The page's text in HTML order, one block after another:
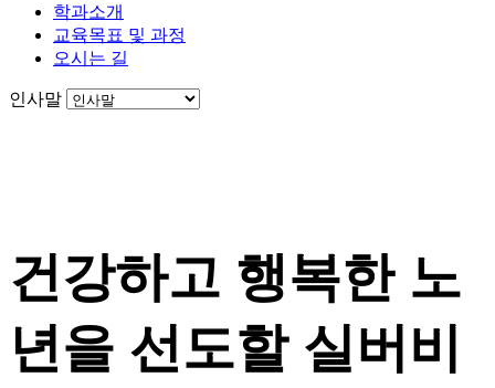
학과소개
교육목표 및 과정
오시는 길
인사말
건강하고 행복한 노
년을 선도할 실버비